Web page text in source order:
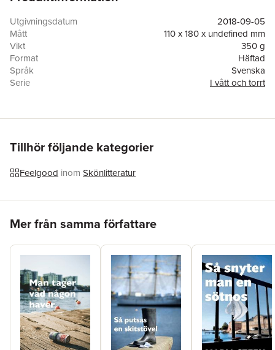
äktenskap i villamiljö - och av Karlskrona, staden vi havet. "Håll
er gärna i närheten av en stadig sittmöbel när vi läser slutet. Det
kan hända att ni faller omkull av skratt!" /Katarina Mazetti
Utgivningsdatum
2018-09-05
Mått
110 x 180 x undefined mm
Vikt
350 g
Format
Häftad
Språk
Svenska
Serie
I vått och torrt
ISBN
9789188857712
Tillhör följande kategorier
Feelgood inom Skönlitteratur
Mer från samma författare